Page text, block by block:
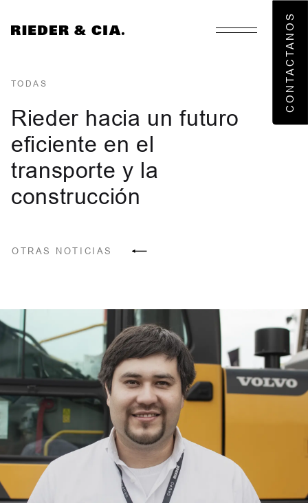
Nosotros
Áreas de negocios
TODAS
Rieder hacia un futuro
eficiente en el
transporte y la
construcción
OTRAS NOTICIAS
CONTACTANOS